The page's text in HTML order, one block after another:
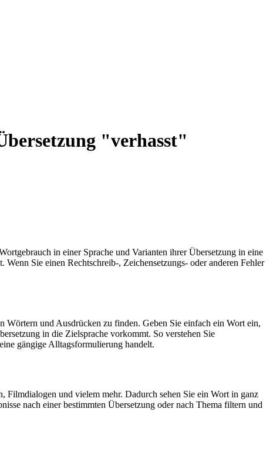
"verhasst"
in einer Sprache und Varianten ihrer Übersetzung in eine
Sie einen Rechtschreib-, Zeichensetzungs- oder anderen Fehler
und Ausdrücken zu finden. Geben Sie einfach ein Wort ein,
in die Zielsprache vorkommt. So verstehen Sie
gängige Alltagsformulierung handelt.
Filmdialogen und vielem mehr. Dadurch sehen Sie ein Wort in ganz
nach einer bestimmten Übersetzung oder nach Thema filtern und